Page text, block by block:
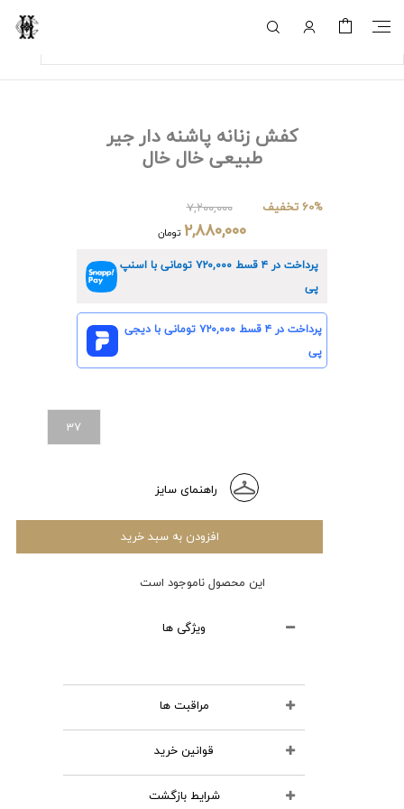
کفش زنانه پاشنه دار جیر
طبیعی خال خال
60% تخفیف ۷,۲۰۰,۰۰۰
۲,۸۸۰,۰۰۰ تومان
پرداخت در ۴ قسط ۷۲۰,۰۰۰تومانی با اسنپ
پی
پرداخت در ۴ قسط ۷۲۰,۰۰۰تومانی با دیجی
پی
37
راهنمای سایز
افزودن به سبد خرید
این محصول ناموجود است
ویژگی ها
مراقبت ها
محصولات چرمی را نشویید
از مواد شوینده استفاده نکنید
قوانین خرید
تمامی کالاهای انتخابی در سبد خرید
شرایط بازگشت